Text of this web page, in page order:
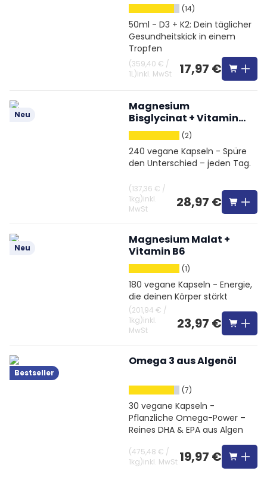
vegetarisch
(14)
50ml - D3 + K2: Dein täglicher
Gesundheitskick in einem
Tropfen
(359,40 € /
1L)inkl. MwSt 17,97 €
Neu
Magnesium
Bisglycinat + Vitamin
B6
(2)
240 vegane Kapseln - Spüre
den Unterschied – jeden Tag.
(137,36 € /
1kg)inkl.
MwSt
28,97 €
Neu
Magnesium Malat +
Vitamin B6
(1)
180 vegane Kapseln - Energie,
die deinen Körper stärkt
(201,94 € /
1kg)inkl.
MwSt
23,97 €
Bestseller
Omega 3 aus Algenöl
(7)
30 vegane Kapseln -
Pflanzliche Omega-Power –
Reines DHA & EPA aus Algen
(475,48 € /
1kg)inkl. MwSt 19,97 €